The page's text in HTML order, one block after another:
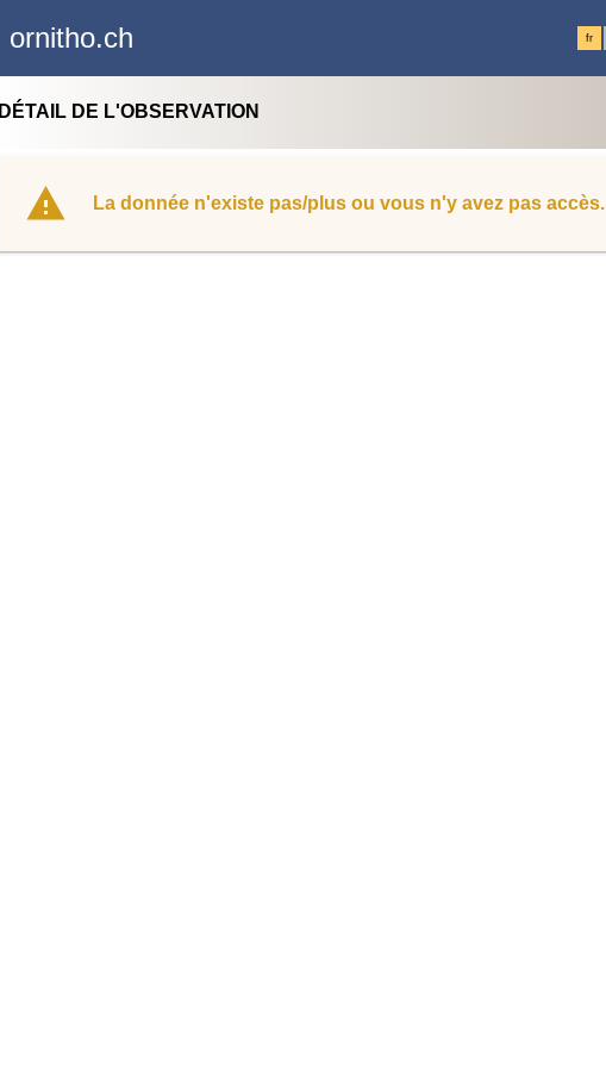
ornitho.ch fr
DÉTAIL DE L'OBSERVATION
La donnée n'existe pas/plus ou vous n'y avez pas accès.